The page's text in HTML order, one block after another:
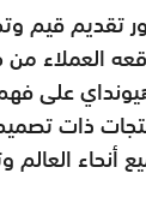
قيم
العملاء
على
ذات
أنحاء